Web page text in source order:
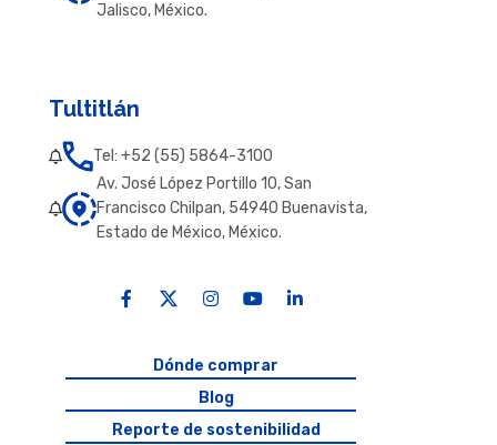
Jalisco, México.
Tultitlán
Tel: +52 (55) 5864-3100
Av. José López Portillo 10, San
Francisco Chilpan, 54940 Buenavista,
Estado de México, México.
Dónde comprar
Blog
Reporte de sostenibilidad